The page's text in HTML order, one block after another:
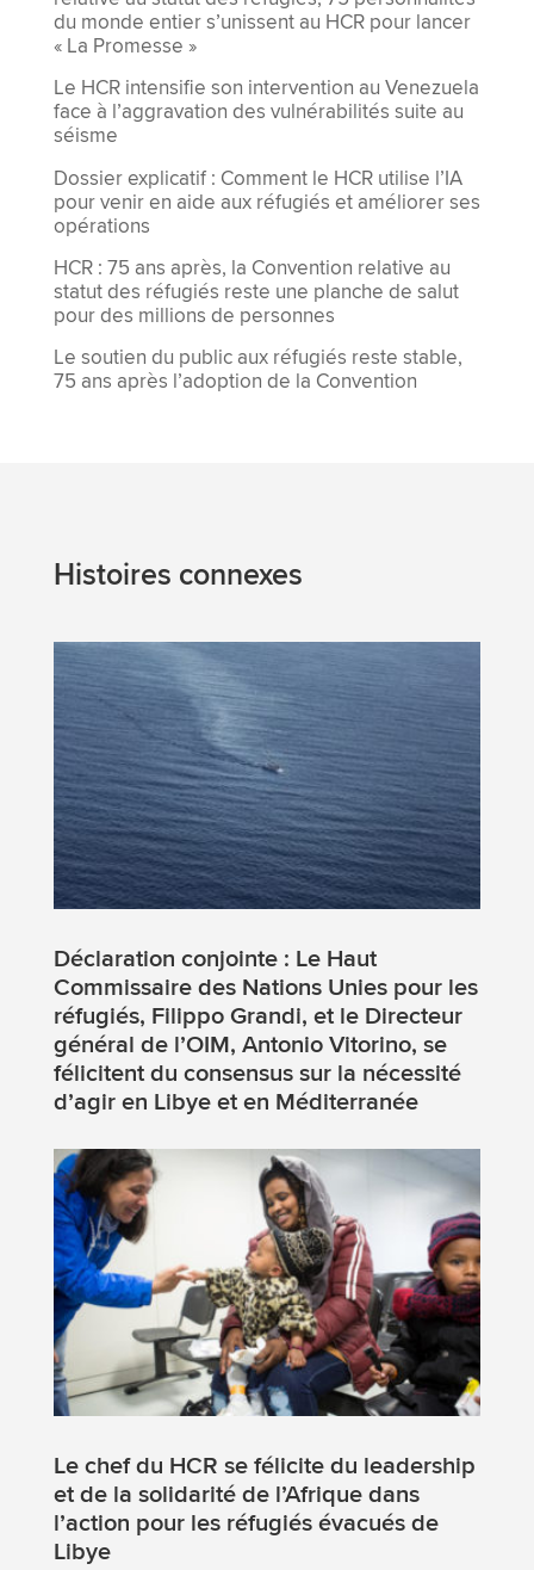
du monde entier s’unissent au HCR pour lancer
« La Promesse »
Le HCR intensifie son intervention au Venezuela
face à l’aggravation des vulnérabilités suite au
séisme
Dossier explicatif : Comment le HCR utilise l’IA
pour venir en aide aux réfugiés et améliorer ses
opérations
HCR : 75 ans après, la Convention relative au
statut des réfugiés reste une planche de salut
pour des millions de personnes
Le soutien du public aux réfugiés reste stable,
75 ans après l’adoption de la Convention
Histoires connexes
Déclaration conjointe : Le Haut
Commissaire des Nations Unies pour les
réfugiés, Filippo Grandi, et le Directeur
général de l’OIM, Antonio Vitorino, se
félicitent du consensus sur la nécessité
d’agir en Libye et en Méditerranée
Le chef du HCR se félicite du leadership
et de la solidarité de l’Afrique dans
l’action pour les réfugiés évacués de
Libye